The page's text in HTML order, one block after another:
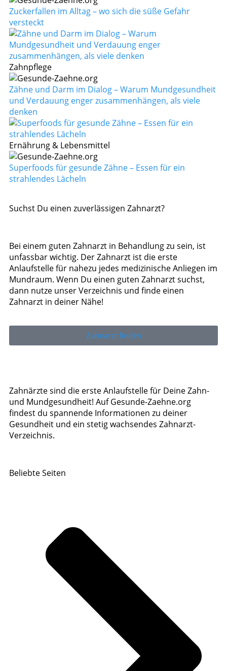
Zuckerfallen im Alltag – wo sich die süße Gefahr
versteckt
Zahnpflege
Zähne und Darm im Dialog – Warum Mundgesundheit
und Verdauung enger zusammenhängen, als viele
denken
Ernährung & Lebensmittel
Superfoods für gesunde Zähne – Essen für ein
strahlendes Lächeln
Suchst Du einen zuverlässigen Zahnarzt?
Bei einem guten Zahnarzt in Behandlung zu sein, ist
unfassbar wichtig. Der Zahnarzt ist die erste
Anlaufstelle für nahezu jedes medizinische Anliegen im
Mundraum. Wenn Du einen guten Zahnarzt suchst,
dann nutze unser Verzeichnis und finde einen
Zahnarzt in deiner Nähe!
Zahnarzt finden
Zahnärzte sind die erste Anlaufstelle für Deine Zahn-
und Mundgesundheit! Auf Gesunde-Zaehne.org
findest du spannende Informationen zu deiner
Gesundheit und ein stetig wachsendes Zahnarzt-
Verzeichnis.
Beliebte Seiten